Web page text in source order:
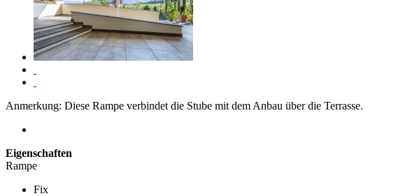
Anmerkung: Diese Rampe verbindet die Stube mit dem Anbau über die Terrasse.
Eigenschaften
Rampe
Fix